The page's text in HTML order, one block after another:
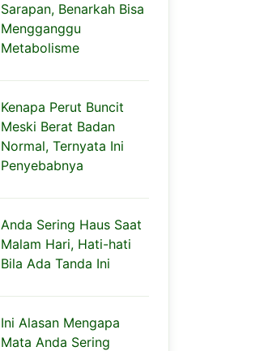
Sarapan, Benarkah Bisa
Mengganggu
Metabolisme
Kenapa Perut Buncit
Meski Berat Badan
Normal, Ternyata Ini
Penyebabnya
Anda Sering Haus Saat
Malam Hari, Hati-hati
Bila Ada Tanda Ini
Ini Alasan Mengapa
Mata Anda Sering